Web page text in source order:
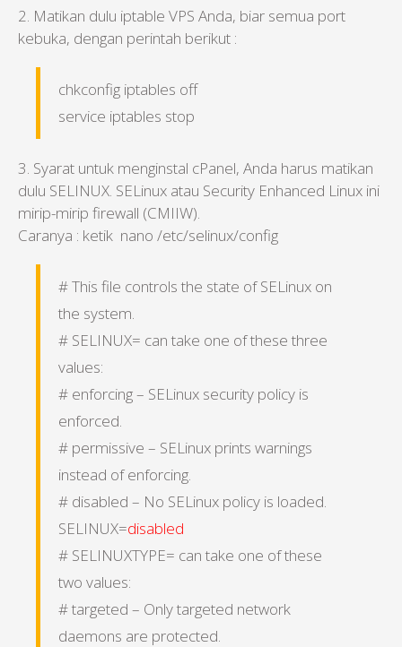
2. Matikan dulu iptable VPS Anda, biar semua port
kebuka, dengan perintah berikut :
chkconfig iptables off
service iptables stop
3. Syarat untuk menginstal cPanel, Anda harus matikan
dulu SELINUX. SELinux atau Security Enhanced Linux ini
mirip-mirip firewall (CMIIW).
Caranya : ketik nano /etc/selinux/config
# This file controls the state of SELinux on
the system.
# SELINUX= can take one of these three
values:
# enforcing – SELinux security policy is
enforced.
# permissive – SELinux prints warnings
instead of enforcing.
# disabled – No SELinux policy is loaded.
SELINUX=disabled
# SELINUXTYPE= can take one of these
two values:
# targeted – Only targeted network
daemons are protected.